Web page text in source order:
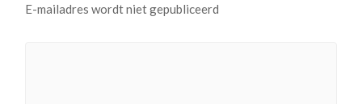
E-mailadres wordt niet gepubliceerd